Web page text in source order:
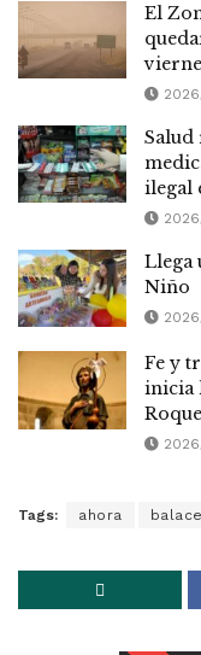
El
Salud
ilegal
Llega
Niño
Fe y
inicia
Roque
Tags: ahora